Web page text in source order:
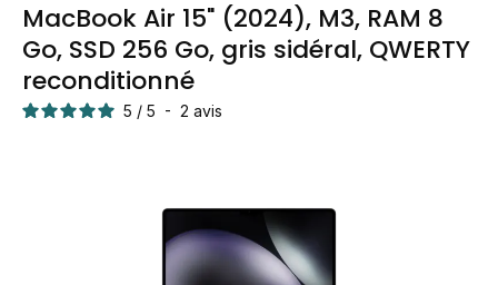
MacBook Air 15" (2024), M3, RAM 8
Go, SSD 256 Go, gris sidéral, QWERTY
reconditionné
5 / 5 - 2 avis